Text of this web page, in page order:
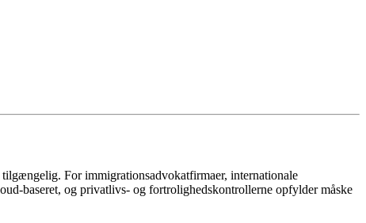
For immigrationsadvokatfirmaer, internationale
baseret, og privatlivs- og fortrolighedskontrollerne opfylder måske